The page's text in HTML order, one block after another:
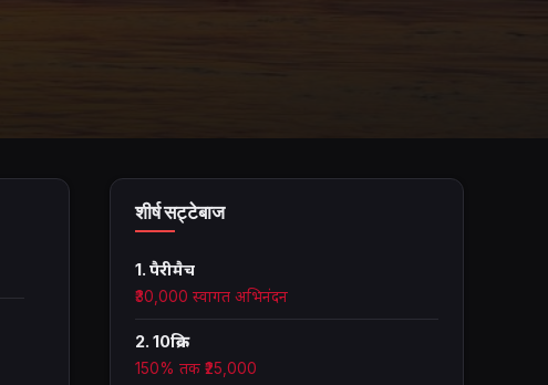
शीर्ष सट्टेबाज
1. पैरीमैच
₹30,000 स्वागत अभिनंदन
2. 10क्रिक
150% तक ₹25,000